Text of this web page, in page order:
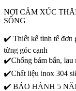
NƠI CẢM XÚC
SỐNG
✔️ Thiết kế tinh tế đơn
từng góc cạnh
✔️Chống bám bẩn, lau
✔️Chất liệu inox 304
✔️ BẢO HÀNH 5